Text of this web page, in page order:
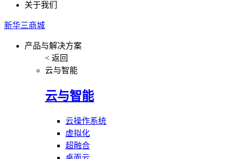
关于我们
新华三商城
产品与解决方案
< 返回
云与智能
云与智能
云操作系统
虚拟化
超融合